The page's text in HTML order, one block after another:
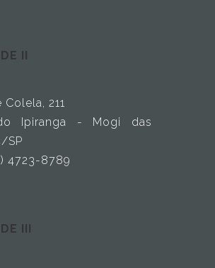
II
Colela, 211
Ipiranga - Mogi das
SP
4723-8789
III